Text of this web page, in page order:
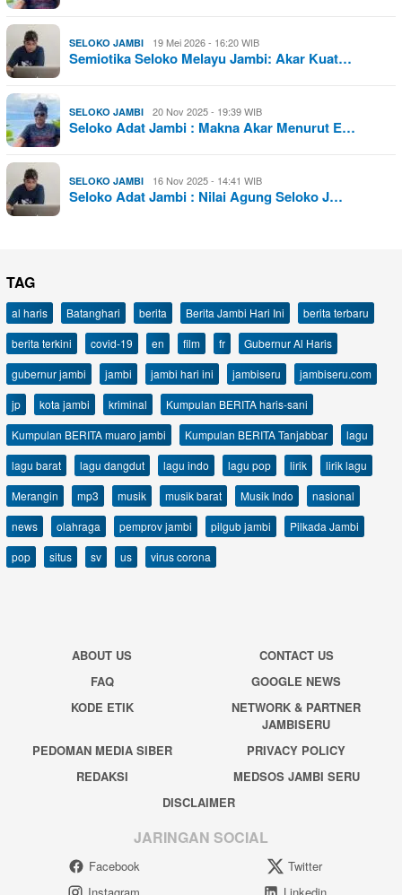
SELOKO JAMBI 19 Mei 2026 - 16:20 WIB
Semiotika Seloko Melayu Jambi: Akar Kuat…
SELOKO JAMBI 20 Nov 2025 - 19:39 WIB
Seloko Adat Jambi : Makna Akar Menurut E…
SELOKO JAMBI 16 Nov 2025 - 14:41 WIB
Seloko Adat Jambi : Nilai Agung Seloko J…
TAG
al haris Batanghari berita Berita Jambi Hari Ini
berita terbaru
berita terkini
covid-19 en film fr
Gubernur Al Haris
gubernur jambi
jambi jambi hari ini jambiseru
jambiseru.com
jp
kota jambi kriminal
Kumpulan BERITA haris-sani
Kumpulan BERITA muaro jambi
Kumpulan BERITA Tanjabbar
lagu
lagu barat
lagu dangdut lagu indo lagu pop lirik
lirik lagu
Merangin
mp3 musik musik barat Musik Indo
nasional
news
olahraga pemprov jambi pilgub jambi
Pilkada Jambi
pop
situs sv us virus corona
ABOUT US
CONTACT US
FAQ
GOOGLE NEWS
KODE ETIK
NETWORK & PARTNER
JAMBISERU
PEDOMAN MEDIA SIBER
PRIVACY POLICY
REDAKSI
MEDSOS JAMBI SERU
DISCLAIMER
JARINGAN SOCIAL
Facebook
Twitter